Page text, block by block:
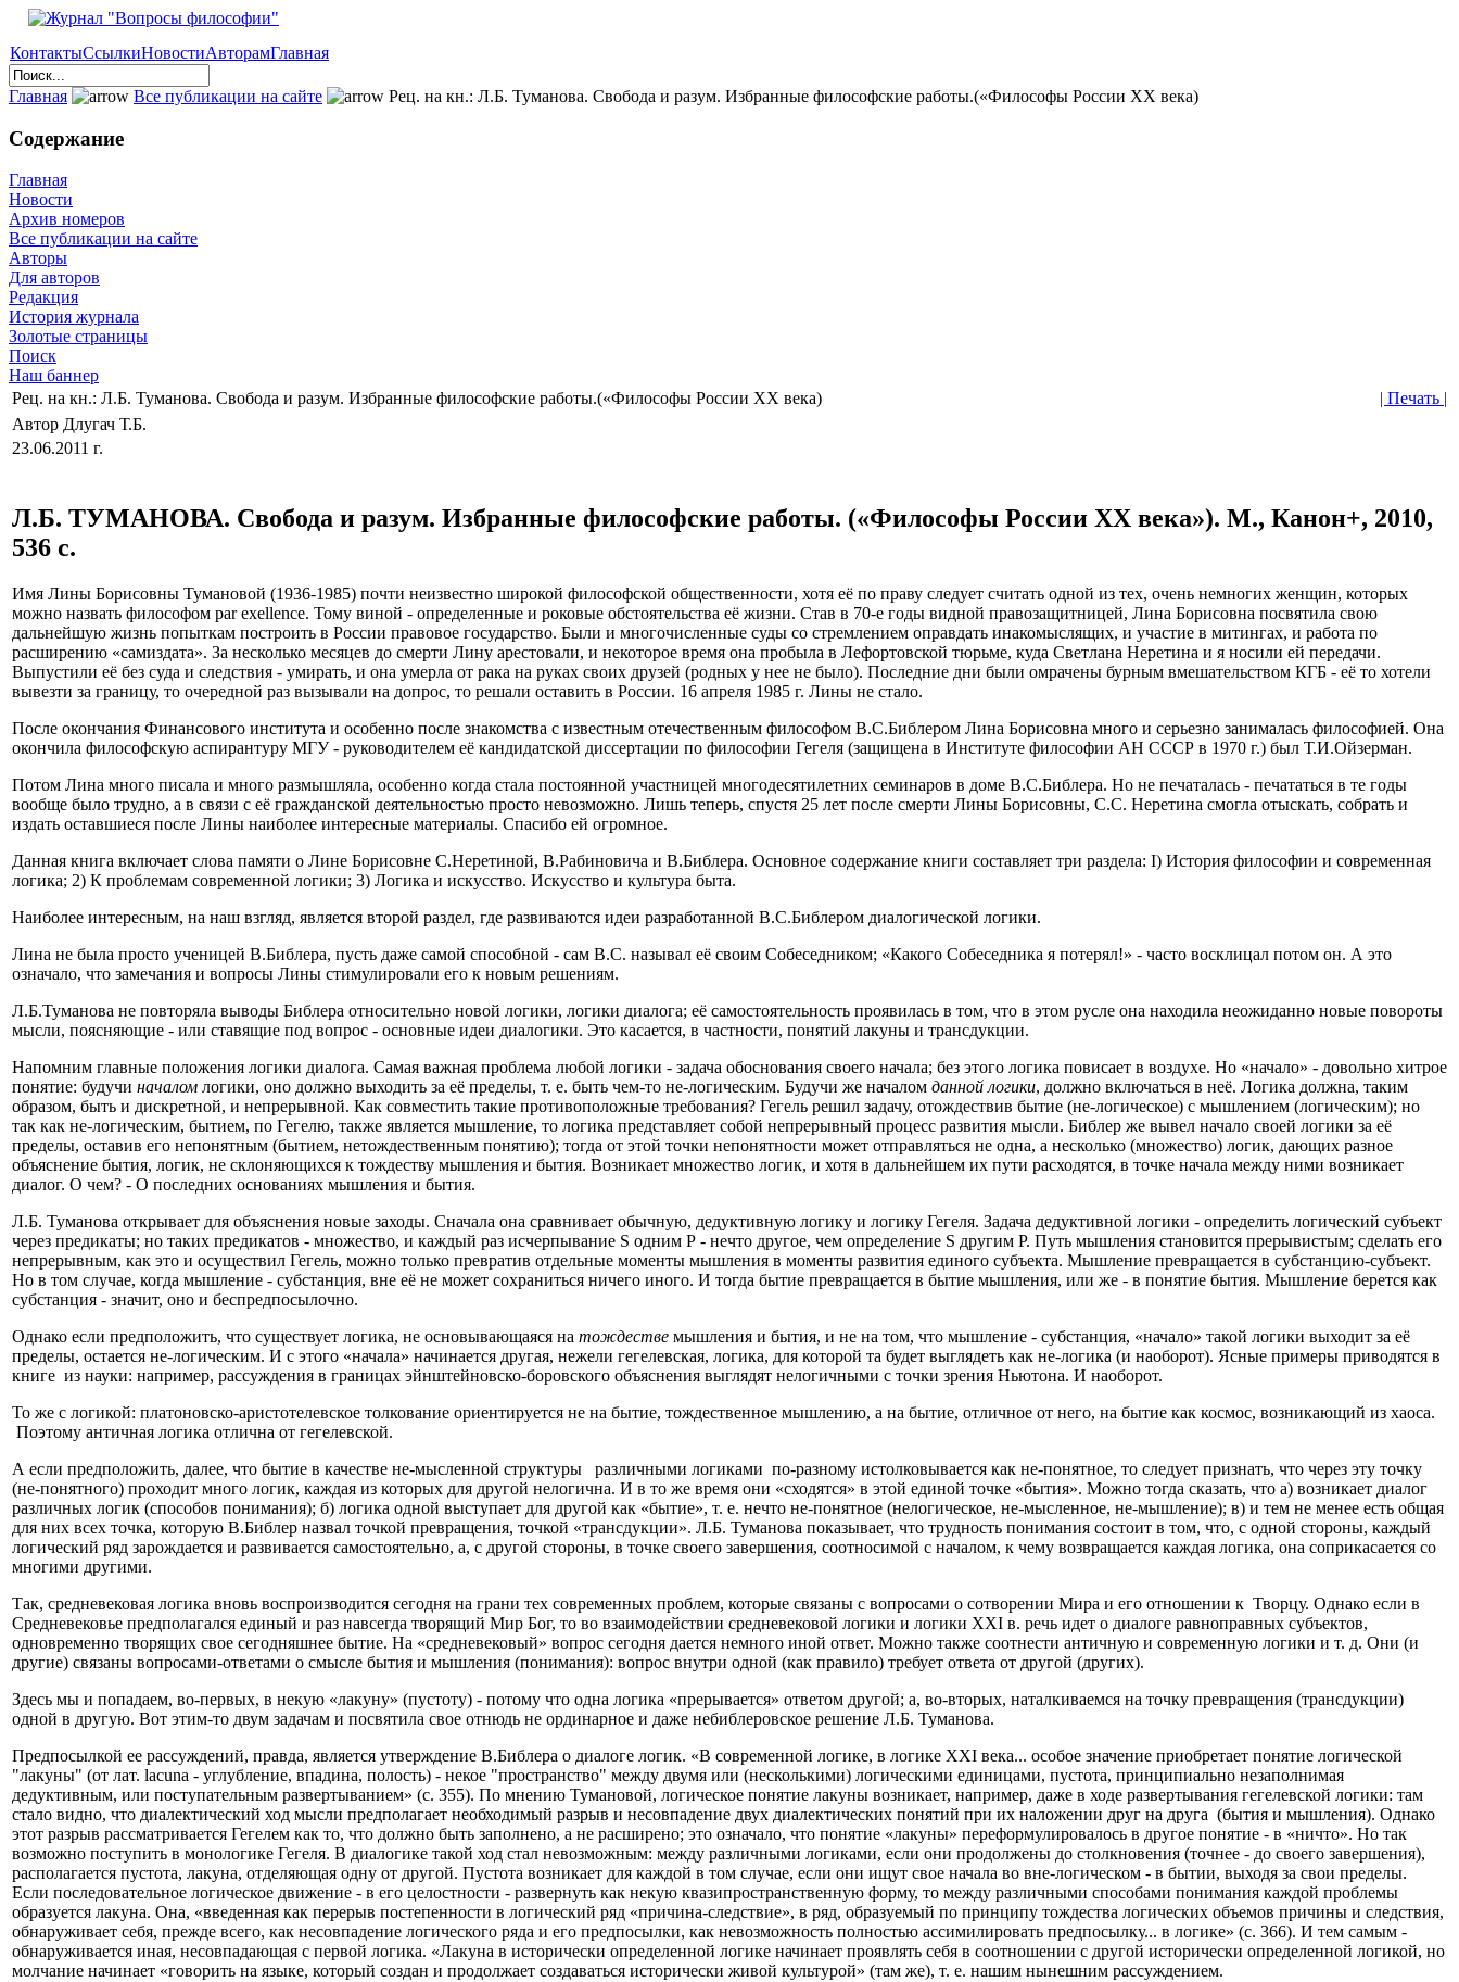
КонтактыСсылкиНовостиАвторамГлавная
Главная Все публикации на сайте Рец. на кн.: Л.Б. Туманова. Свобода и разум. Избранные философские работы.(«Философы России ХХ века)
Содержание
Главная
Новости
Архив номеров
Все публикации на сайте
Авторы
Для авторов
Редакция
История журнала
Золотые страницы
Поиск
Наш баннер
Рец. на кн.: Л.Б. Туманова. Свобода и разум. Избранные философские работы.(«Философы России ХХ века)
| Печать |
Автор Длугач Т.Б.
23.06.2011 г.
Л.Б. ТУМАНОВА. Свобода и разум. Избранные философские работы. («Философы России ХХ века»). М., Канон+, 2010,
536 с.
Имя Лины Борисовны Тумановой (1936-1985) почти неизвестно широкой философской общественности, хотя её по праву следует считать одной из тех, очень немногих женщин, которых
можно назвать философом par exellence. Тому виной - определенные и роковые обстоятельства её жизни. Став в 70-е годы видной правозащитницей, Лина Борисовна посвятила свою
дальнейшую жизнь попыткам построить в России правовое государство. Были и многочисленные суды со стремлением оправдать инакомыслящих, и участие в митингах, и работа по
расширению «самиздата». За несколько месяцев до смерти Лину арестовали, и некоторое время она пробыла в Лефортовской тюрьме, куда Светлана Неретина и я носили ей передачи.
Выпустили её без суда и следствия - умирать, и она умерла от рака на руках своих друзей (родных у нее не было). Последние дни были омрачены бурным вмешательством КГБ - её то хотели
вывезти за границу, то очередной раз вызывали на допрос, то решали оставить в России. 16 апреля 1985 г. Лины не стало.
После окончания Финансового института и особенно после знакомства с известным отечественным философом В.С.Библером Лина Борисовна много и серьезно занималась философией. Она
окончила философскую аспирантуру МГУ - руководителем её кандидатской диссертации по философии Гегеля (защищена в Институте философии АН СССР в 1970 г.) был Т.И.Ойзерман.
Потом Лина много писала и много размышляла, особенно когда стала постоянной участницей многодесятилетних семинаров в доме В.С.Библера. Но не печаталась - печататься в те годы
вообще было трудно, а в связи с её гражданской деятельностью просто невозможно. Лишь теперь, спустя 25 лет после смерти Лины Борисовны, С.С. Неретина смогла отыскать, собрать и
издать оставшиеся после Лины наиболее интересные материалы. Спасибо ей огромное.
Данная книга включает слова памяти о Лине Борисовне С.Неретиной, В.Рабиновича и В.Библера. Основное содержание книги составляет три раздела: I) История философии и современная
логика; 2) К проблемам современной логики; 3) Логика и искусство. Искусство и культура быта.
Наиболее интересным, на наш взгляд, является второй раздел, где развиваются идеи разработанной В.С.Библером диалогической логики.
Лина не была просто ученицей В.Библера, пусть даже самой способной - сам В.С. называл её своим Собеседником; «Какого Собеседника я потерял!» - часто восклицал потом он. А это
означало, что замечания и вопросы Лины стимулировали его к новым решениям.
Л.Б.Туманова не повторяла выводы Библера относительно новой логики, логики диалога; её самостоятельность проявилась в том, что в этом русле она находила неожиданно новые повороты
мысли, поясняющие - или ставящие под вопрос - основные идеи диалогики. Это касается, в частности, понятий лакуны и трансдукции.
Напомним главные положения логики диалога. Самая важная проблема любой логики - задача обоснования своего начала; без этого логика повисает в воздухе. Но «начало» - довольно хитрое
понятие: будучи началом логики, оно должно выходить за её пределы, т. е. быть чем-то не-логическим. Будучи же началом данной логики, должно включаться в неё. Логика должна, таким
образом, быть и дискретной, и непрерывной. Как совместить такие противоположные требования? Гегель решил задачу, отождествив бытие (не-логическое) с мышлением (логическим); но
так как не-логическим, бытием, по Гегелю, также является мышление, то логика представляет собой непрерывный процесс развития мысли. Библер же вывел начало своей логики за её
пределы, оставив его непонятным (бытием, нетождественным понятию); тогда от этой точки непонятности может отправляться не одна, а несколько (множество) логик, дающих разное
объяснение бытия, логик, не склоняющихся к тождеству мышления и бытия. Возникает множество логик, и хотя в дальнейшем их пути расходятся, в точке начала между ними возникает
диалог. О чем? - О последних основаниях мышления и бытия.
Л.Б. Туманова открывает для объяснения новые заходы. Сначала она сравнивает обычную, дедуктивную логику и логику Гегеля. Задача дедуктивной логики - определить логический субъект
через предикаты; но таких предикатов - множество, и каждый раз исчерпывание S одним P - нечто другое, чем определение S другим P. Путь мышления становится прерывистым; сделать его
непрерывным, как это и осуществил Гегель, можно только превратив отдельные моменты мышления в моменты развития единого субъекта. Мышление превращается в субстанцию-субъект.
Но в том случае, когда мышление - субстанция, вне её не может сохраниться ничего иного. И тогда бытие превращается в бытие мышления, или же - в понятие бытия. Мышление берется как
субстанция - значит, оно и беспредпосылочно.
Однако если предположить, что существует логика, не основывающаяся на тождестве мышления и бытия, и не на том, что мышление - субстанция, «начало» такой логики выходит за её
пределы, остается не-логическим. И с этого «начала» начинается другая, нежели гегелевская, логика, для которой та будет выглядеть как не-логика (и наоборот). Ясные примеры приводятся в
книге из науки: например, рассуждения в границах эйнштейновско-боровского объяснения выглядят нелогичными с точки зрения Ньютона. И наоборот.
То же с логикой: платоновско-аристотелевское толкование ориентируется не на бытие, тождественное мышлению, а на бытие, отличное от него, на бытие как космос, возникающий из хаоса.
Поэтому античная логика отлична от гегелевской.
А если предположить, далее, что бытие в качестве не-мысленной структуры различными логиками по-разному истолковывается как не-понятное, то следует признать, что через эту точку
(не-понятного) проходит много логик, каждая из которых для другой нелогична. И в то же время они «сходятся» в этой единой точке «бытия». Можно тогда сказать, что а) возникает диалог
различных логик (способов понимания); б) логика одной выступает для другой как «бытие», т. е. нечто не-понятное (нелогическое, не-мысленное, не-мышление); в) и тем не менее есть общая
для них всех точка, которую В.Библер назвал точкой превращения, точкой «трансдукции». Л.Б. Туманова показывает, что трудность понимания состоит в том, что, с одной стороны, каждый
логический ряд зарождается и развивается самостоятельно, а, с другой стороны, в точке своего завершения, соотносимой с началом, к чему возвращается каждая логика, она соприкасается со
многими другими.
Так, средневековая логика вновь воспроизводится сегодня на грани тех современных проблем, которые связаны с вопросами о сотворении Мира и его отношении к Творцу. Однако если в
Средневековье предполагался единый и раз навсегда творящий Мир Бог, то во взаимодействии средневековой логики и логики XXI в. речь идет о диалоге равноправных субъектов,
одновременно творящих свое сегодняшнее бытие. На «средневековый» вопрос сегодня дается немного иной ответ. Можно также соотнести античную и современную логики и т. д. Они (и
другие) связаны вопросами-ответами о смысле бытия и мышления (понимания): вопрос внутри одной (как правило) требует ответа от другой (других).
Здесь мы и попадаем, во-первых, в некую «лакуну» (пустоту) - потому что одна логика «прерывается» ответом другой; а, во-вторых, наталкиваемся на точку превращения (трансдукции)
одной в другую. Вот этим-то двум задачам и посвятила свое отнюдь не ординарное и даже небиблеровское решение Л.Б. Туманова.
Предпосылкой ее рассуждений, правда, является утверждение В.Библера о диалоге логик. «В современной логике, в логике XXI века... особое значение приобретает понятие логической
"лакуны" (от лат. lacuna - углубление, впадина, полость) - некое "пространство" между двумя или (несколькими) логическими единицами, пустота, принципиально незаполнимая
дедуктивным, или поступательным развертыванием» (с. 355). По мнению Тумановой, логическое понятие лакуны возникает, например, даже в ходе развертывания гегелевской логики: там
стало видно, что диалектический ход мысли предполагает необходимый разрыв и несовпадение двух диалектических понятий при их наложении друг на друга (бытия и мышления). Однако
этот разрыв рассматривается Гегелем как то, что должно быть заполнено, а не расширено; это означало, что понятие «лакуны» переформулировалось в другое понятие - в «ничто». Но так
возможно поступить в монологике Гегеля. В диалогике такой ход стал невозможным: между различными логиками, если они продолжены до столкновения (точнее - до своего завершения),
располагается пустота, лакуна, отделяющая одну от другой. Пустота возникает для каждой в том случае, если они ищут свое начала во вне-логическом - в бытии, выходя за свои пределы.
Если последовательное логическое движение - в его целостности - развернуть как некую квазипространственную форму, то между различными способами понимания каждой проблемы
образуется лакуна. Она, «введенная как перерыв постепенности в логический ряд «причина-следствие», в ряд, образуемый по принципу тождества логических объемов причины и следствия,
обнаруживает себя, прежде всего, как несовпадение логического ряда и его предпосылки, как невозможность полностью ассимилировать предпосылку... в логике» (с. 366). И тем самым -
обнаруживается иная, несовпадающая с первой логика. «Лакуна в исторически определенной логике начинает проявлять себя в соотношении с другой исторически определенной логикой, но
молчание начинает «говорить на языке, который создан и продолжает создаваться исторически живой культурой» (там же), т. е. нашим нынешним рассуждением.